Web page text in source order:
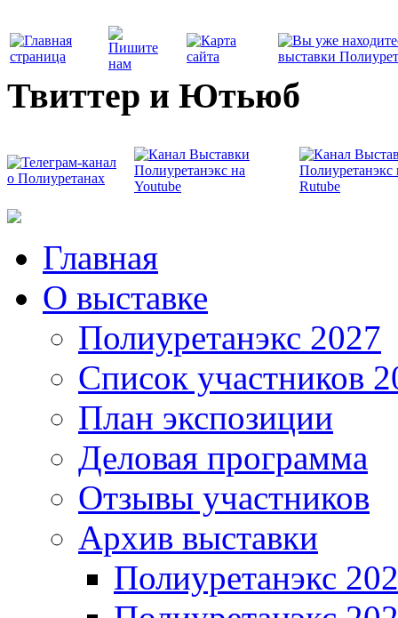
Твиттер и Ютьюб
Главная
О выставке
Полиуретанэкс 2027
Список участников
План экспозиции
Деловая программа
Отзывы участников
Архив выставки
Полиуретанэкс